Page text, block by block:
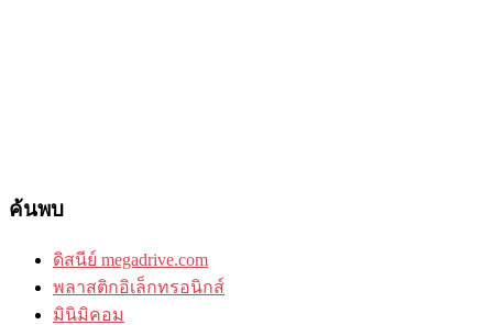
ค้นพบ
ดิสนีย์ megadrive.com
พลาสติกอิเล็กทรอนิกส์
มินิมิคอม